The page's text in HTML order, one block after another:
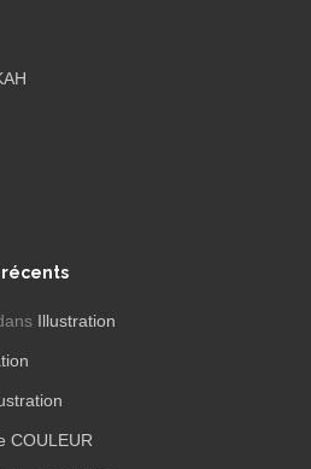
Illustration
COULEUR